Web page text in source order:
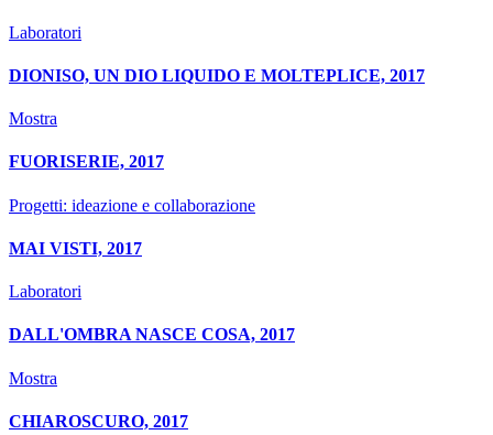
Laboratori
DIONISO, UN DIO LIQUIDO E MOLTEPLICE, 2017
Mostra
FUORISERIE, 2017
Progetti: ideazione e collaborazione
MAI VISTI, 2017
Laboratori
DALL'OMBRA NASCE COSA, 2017
Mostra
CHIAROSCURO, 2017